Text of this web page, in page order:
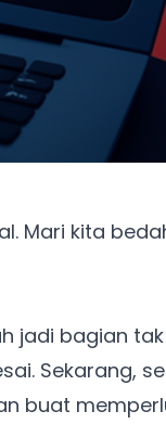
Mari kita
jadi bagian tak
Sekarang,
buat